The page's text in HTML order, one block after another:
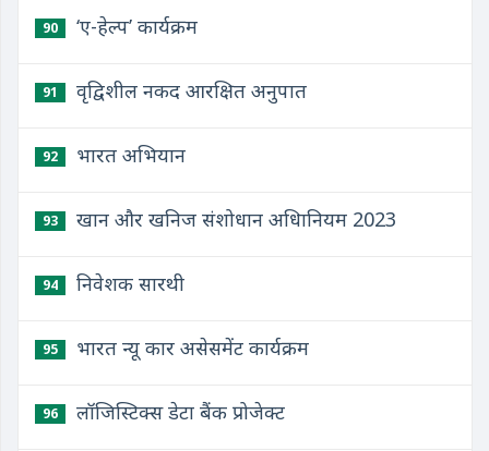
90 ‘ए-हेल्प’ कार्यक्रम
91 वृद्विशील नकद आरक्षित अनुपात
92 भारत अभियान
93 खान और खनिज संशोधान अधिानियम 2023
94 निवेशक सारथी
95 भारत न्यू कार असेसमेंट कार्यक्रम
96 लॉजिस्टिक्स डेटा बैंक प्रोजेक्ट